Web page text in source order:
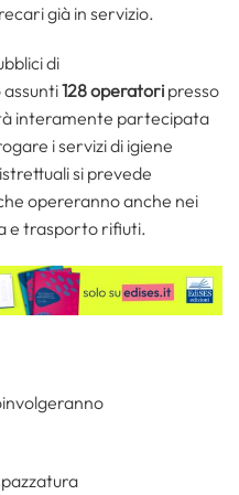
già in servizio.
di
128 operatori presso
interamente partecipata
i servizi di igiene
si prevede
opereranno anche nei
e trasporto rifiuti.